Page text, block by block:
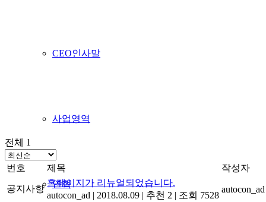
CEO인사말
사업영역
연혁
전체 1
번호 제목 작성자
공지사항
홈페이지가 리뉴얼되었습니다.
autocon_ad | 2018.08.09 | 추천 2 | 조회 7528
autocon_ad